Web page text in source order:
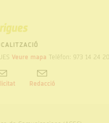
Veure mapa Telèfon: 973 14 24 20
Redacció